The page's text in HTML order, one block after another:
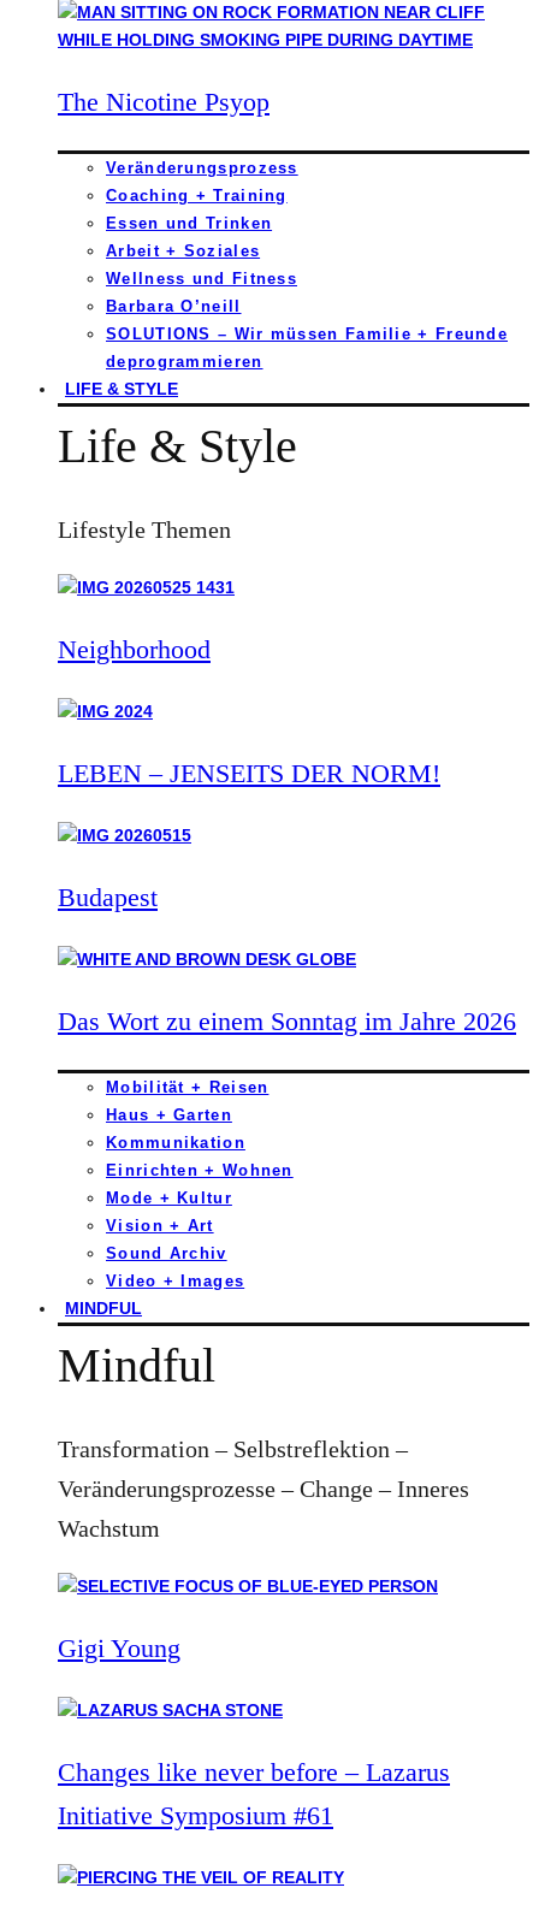
The Nicotine Psyop
Veränderungsprozess
Coaching + Training
Essen und Trinken
Arbeit + Soziales
Wellness und Fitness
Barbara O’neill
SOLUTIONS – Wir müssen Familie + Freunde
deprogrammieren
LIFE & STYLE
Life & Style
Lifestyle Themen
Neighborhood
LEBEN – JENSEITS DER NORM!
Budapest
Das Wort zu einem Sonntag im Jahre 2026
Mobilität + Reisen
Haus + Garten
Kommunikation
Einrichten + Wohnen
Mode + Kultur
Vision + Art
Sound Archiv
Video + Images
MINDFUL
Mindful
Transformation – Selbstreflektion –
Veränderungsprozesse – Change – Inneres
Wachstum
Gigi Young
Changes like never before – Lazarus
Initiative Symposium #61